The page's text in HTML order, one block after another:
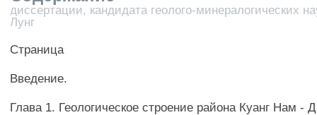
диссертации, кандидата геолого-минералогических
Лунг
Страница
Введение.
Глава 1. Геологическое строение района Куанг Нам -